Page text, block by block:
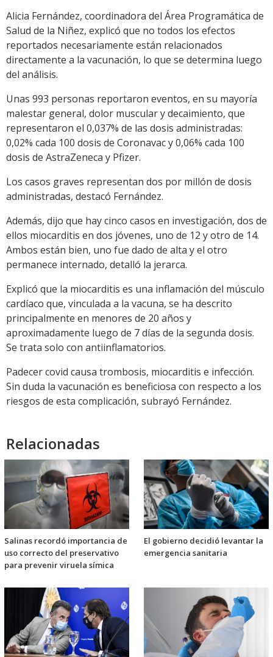
Alicia Fernández, coordinadora del Área Programática de
Salud de la Niñez, explicó que no todos los efectos
reportados necesariamente están relacionados
directamente a la vacunación, lo que se determina luego
del análisis.
Unas 993 personas reportaron eventos, en su mayoría
malestar general, dolor muscular y decaimiento, que
representaron el 0,037% de las dosis administradas:
0,02% cada 100 dosis de Coronavac y 0,06% cada 100
dosis de AstraZeneca y Pfizer.
Los casos graves representan dos por millón de dosis
administradas, destacó Fernández.
Además, dijo que hay cinco casos en investigación, dos de
ellos miocarditis en dos jóvenes, uno de 12 y otro de 14.
Ambos están bien, uno fue dado de alta y el otro
permanece internado, detalló la jerarca.
Explicó que la miocarditis es una inflamación del músculo
cardíaco que, vinculada a la vacuna, se ha descrito
principalmente en menores de 20 años y
aproximadamente luego de 7 días de la segunda dosis.
Se trata solo con antiinflamatorios.
Padecer covid causa trombosis, miocarditis e infección.
Sin duda la vacunación es beneficiosa con respecto a los
riesgos de esta complicación, subrayó Fernández.
Relacionadas
Salinas recordó importancia de
uso correcto del preservativo
para prevenir viruela símica
El gobierno decidió levantar la
emergencia sanitaria